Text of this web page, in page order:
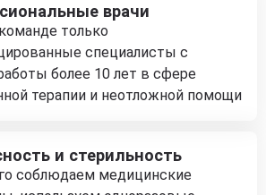
врачи
только
специалисты с
более 10 лет в сфере
терапии и неотложной помощи
и стерильность
соблюдаем медицинские